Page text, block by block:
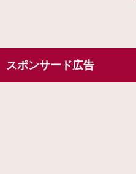
スポンサード広告